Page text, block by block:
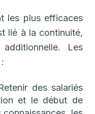
les plus efficaces
lié à la continuité,
Les
des salariés
et le début de